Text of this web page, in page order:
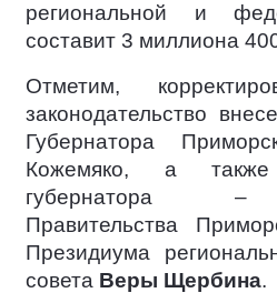
региональной и
составит 3 миллиона
Отметим,
законодательство
Губернатора
Кожемяко, а
губернатора –
Правительства
Президиума
совета Веры Щербина.